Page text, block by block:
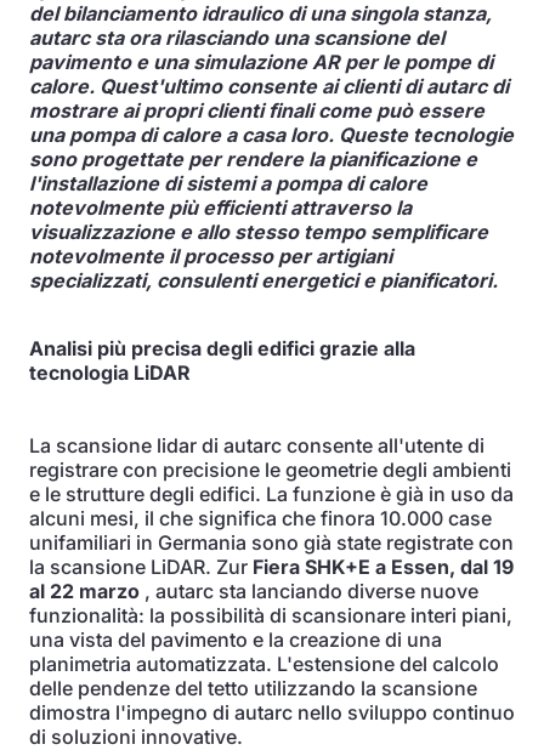
del bilanciamento idraulico di una singola stanza,
autarc sta ora rilasciando una scansione del
pavimento e una simulazione AR per le pompe di
calore. Quest'ultimo consente ai clienti di autarc di
mostrare ai propri clienti finali come può essere
una pompa di calore a casa loro. Queste tecnologie
sono progettate per rendere la pianificazione e
l'installazione di sistemi a pompa di calore
notevolmente più efficienti attraverso la
visualizzazione e allo stesso tempo semplificare
notevolmente il processo per artigiani
specializzati, consulenti energetici e pianificatori.
Analisi più precisa degli edifici grazie alla
tecnologia LiDAR
La scansione lidar di autarc consente all'utente di
registrare con precisione le geometrie degli ambienti
e le strutture degli edifici. La funzione è già in uso da
alcuni mesi, il che significa che finora 10.000 case
unifamiliari in Germania sono già state registrate con
la scansione LiDAR. Zur Fiera SHK+E a Essen, dal 19
al 22 marzo , autarc sta lanciando diverse nuove
funzionalità: la possibilità di scansionare interi piani,
una vista del pavimento e la creazione di una
planimetria automatizzata. L'estensione del calcolo
delle pendenze del tetto utilizzando la scansione
dimostra l'impegno di autarc nello sviluppo continuo
di soluzioni innovative.